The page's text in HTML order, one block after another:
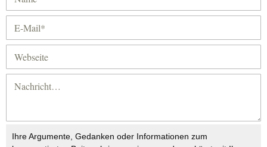
Ihre Argumente, Gedanken oder Informationen zum